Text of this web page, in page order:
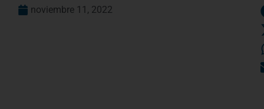
noviembre 11, 2022